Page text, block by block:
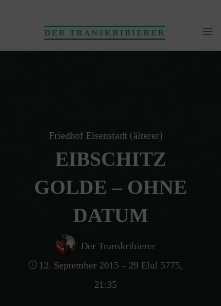
DER TRANSKRIBIERER
Friedhof Eisenstadt (älterer)
EIBSCHITZ
GOLDE – OHNE
DATUM
Der Transkribierer
12. September 2015 – 29 Elul 5775,
21:35